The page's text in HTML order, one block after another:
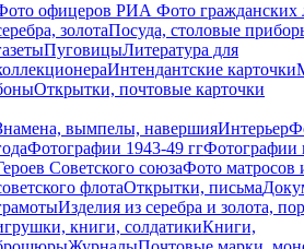
офицеров РИАФото гражданских
золотаПосуда, столовые
ПуговицыЛитература для
Интендантские карточки
Открытки, почтовые карточки
вымпелы, навершияИнтерьер
Фотографии 1943-49 ггФотографии
Советского союзаФото матросов
флотаОткрытки, письма
Изделия из серебра и золота,
книги, солдатикиКниги,